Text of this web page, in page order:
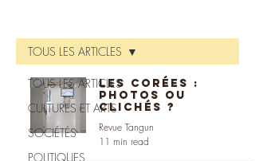
TOUS LES ARTICLES
CULTURES ET ARTS
SOCIÉTÉS
POLITIQUES
TOUS LES ARTICLES
Les Corées :
photos ou
clichés ?
Revue Tangun
11 min read